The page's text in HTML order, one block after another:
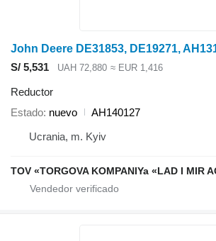
S/ 5,531 UAH 72,880 ≈ EUR 1,416
Reductor
Estado nuevo
AH140127
Ucrania, m. Kyiv
TOV «TORGOVA KOMPANIYa «LAD I MIR